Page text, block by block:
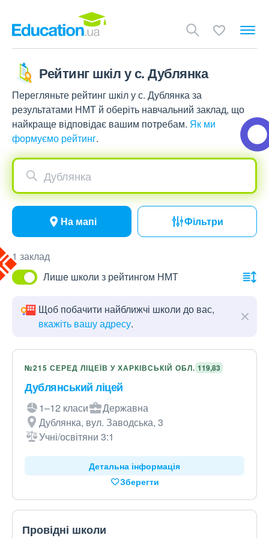
Рейтинг шкіл у с. Дублянка
Перегляньте рейтинг шкіл у с. Дублянка за
результатами НМТ й оберіть навчальний заклад, що
найкраще відповідає вашим потребам. Як ми
формуємо рейтинг.
Дублянка
На мапі Фільтри
1 заклад
Лише школи з рейтингом НМТ
Щоб побачити найближчі школи до вас,
вкажіть вашу адресу.
№215 СЕРЕД ЛІЦЕЇВ У ХАРКІВСЬКІЙ ОБЛ. 119,83
Дублянський ліцей
1–12 класи
Державна
Дублянка, вул. Заводська, 3
Учні/освітяни 3:1
Детальна інформація
Зберегти
Провідні школи